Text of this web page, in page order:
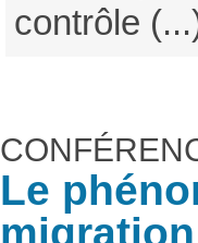
contrôle
Le